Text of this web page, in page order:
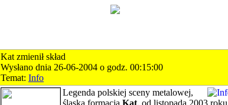
Kat zmienił skład
Wysłano dnia 26-06-2004 o godz. 00:15:00
Temat: Info
Legenda polskiej sceny metalowej,
śląska formacja Kat, od listopada 2003 roku